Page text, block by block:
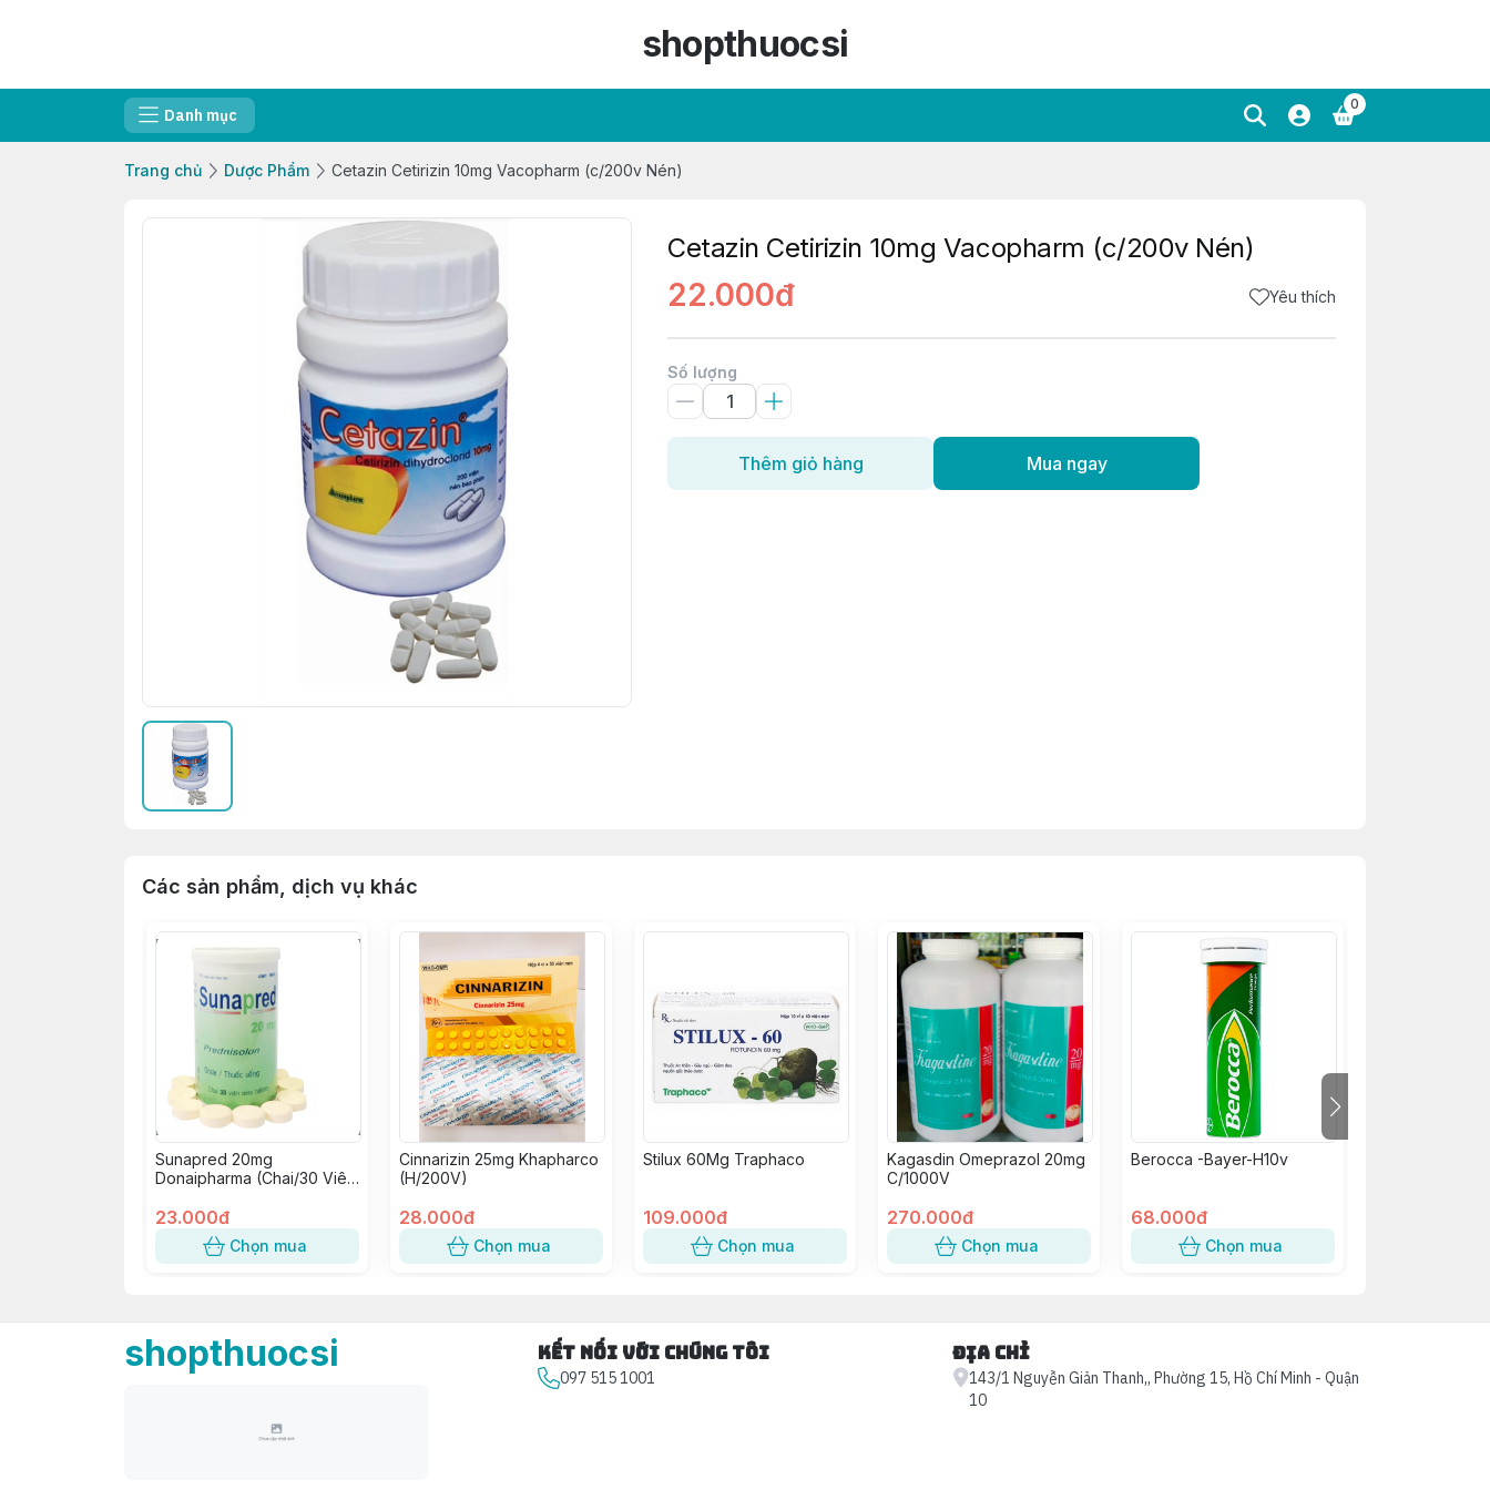
shopthuocsi
Danh mục
0
Trang chủ Dược Phẩm Cetazin Cetirizin 10mg Vacopharm (c/200v Nén)
Cetazin Cetirizin 10mg Vacopharm (c/200v Nén)
22.000đ Yêu thích
Số lượng
Thêm giỏ hàng Mua ngay
Các sản phẩm, dịch vụ khác
Sunapred 20mg
Donaipharma (Chai/30 Viên
23.000đ
Chọn mua
Cinnarizin 25mg Khapharco
(H/200V)
28.000đ
Chọn mua
Stilux 60Mg Traphaco
109.000đ
Chọn mua
Kagasdin Omeprazol 20mg
C/1000V
270.000đ
Chọn mua
Berocca -Bayer-H10v
68.000đ
Chọn mua
shopthuocsi Kết nối với chúng tôi
097 515 1001
Địa chỉ
143/1 Nguyễn Giản Thanh,, Phường 15, Hồ Chí Minh - Quận
10